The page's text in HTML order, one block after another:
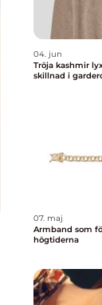
04. jun
Tröja kashmir lyxfibern som gör
skillnad i
07. maj
Armband som
högtiderna